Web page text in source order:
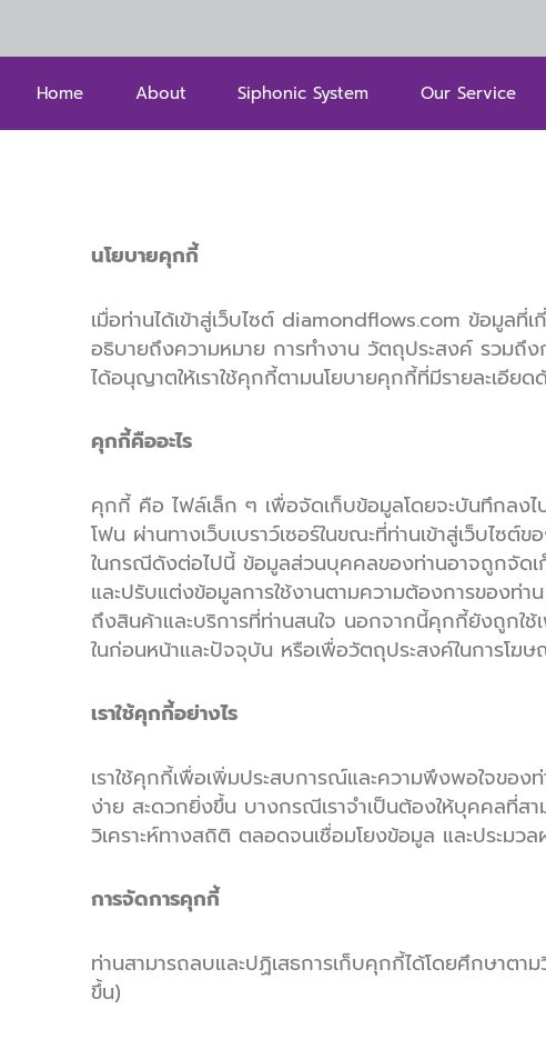
Home About Siphonic System Our Service
นโยบายคุกกี้
เมื่อท่านได้เข้าสู่เว็บไซต์ diamondflows.com ข้อมูลที่
อธิบายถึงความหมาย การทำงาน วัตถุประสงค์ รวมถึง
ได้อนุญาตให้เราใช้คุกกี้ตามนโยบายคุกกี้ที่มีรายละเอีย
คุกกี้คืออะไร
คุกกี้ คือ ไฟล์เล็ก ๆ เพื่อจัดเก็บข้อมูลโดยจะบันทึกลงไ
โฟน ผ่านทางเว็บเบราว์เซอร์ในขณะที่ท่านเข้าสู่เว็บไ
ในกรณีดังต่อไปนี้ ข้อมูลส่วนบุคคลของท่านอาจถูกจัดเ
และปรับแต่งข้อมูลการใช้งานตามความต้องการของ
ถึงสินค้าและบริการที่ท่านสนใจ นอกจากนี้คุกกี้ยังถูกใช้
ในก่อนหน้าและปัจจุบัน หรือเพื่อวัตถุประสงค์ในการโฆ
เราใช้คุกกี้อย่างไร
เราใช้คุกกี้เพื่อเพิ่มประสบการณ์และความพึงพอใจของท่า
ง่าย สะดวกยิ่งขึ้น บางกรณีเราจำเป็นต้องให้บุคคลที่ส
วิเคราะห์ทางสถิติ ตลอดจนเชื่อมโยงข้อมูล และประมว
การจัดการคุกกี้
ท่านสามารถลบและปฏิเสธการเก็บคุกกี้ได้โดยศึกษาต
ขึ้น)